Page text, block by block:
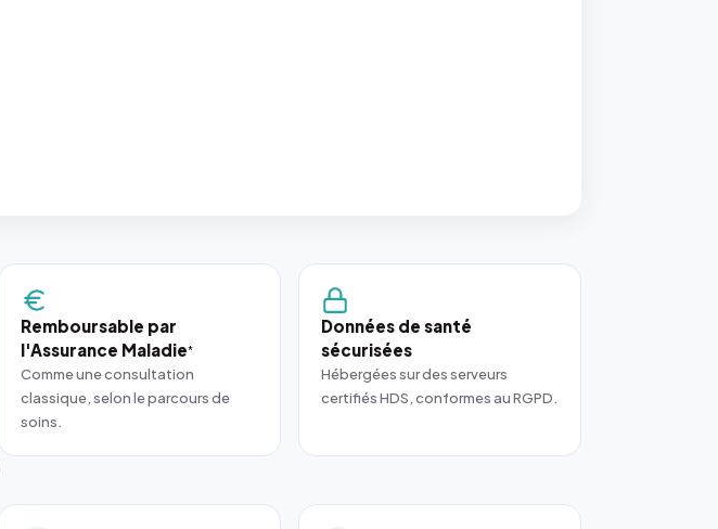
Remboursable par
l'Assurance Maladie*
Comme une consultation
classique, selon le parcours de
soins.
Données de santé
sécurisées
Hébergées sur des serveurs
certifiés HDS, conformes au RGPD.